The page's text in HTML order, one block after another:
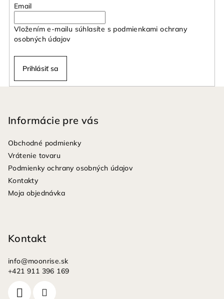
Email
Vložením e-mailu súhlasíte s podmienkami ochrany
osobných údajov
Prihlásiť sa
Informácie pre vás
Obchodné podmienky
Vrátenie tovaru
Podmienky ochrany osobných údajov
Kontakty
Moja objednávka
Kontakt
info@moonrise.sk
+421 911 396 169